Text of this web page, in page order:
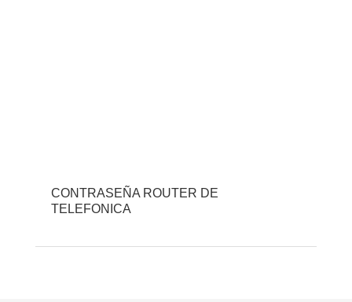
CONTRASEÑA ROUTER DE
TELEFONICA